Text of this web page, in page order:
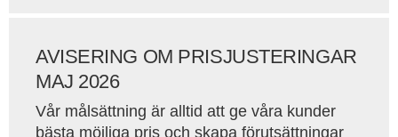
AVISERING OM PRISJUSTERINGAR
MAJ 2026
Vår målsättning är alltid att ge våra kunder
bästa möjliga pris och skapa förutsättningar